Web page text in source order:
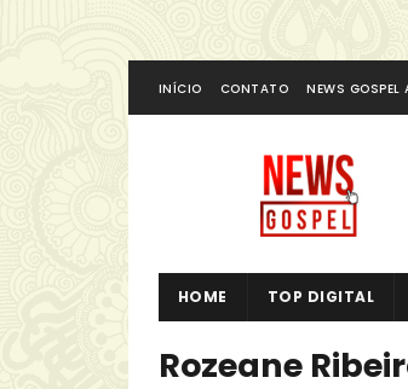
INÍCIO CONTATO NEWS GOSPEL
HOME TOP DIGITAL
Rozeane